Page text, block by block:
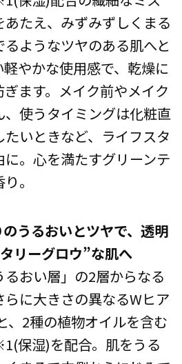
あたえ、みずみずしくまる
ようなツヤのある肌へと
やかな使用感で、乾燥に
ます。メイク前やメイク
使うタイミングは化粧直
たいときなど、ライフスタ
。心を満たすグリーンテ
。
うるおいとツヤで、透明
リーグロウ”な肌へ
るおい層」の2層からなる
に大きさの異なるWヒア
2種の植物オイルを含む
保湿)を配合。肌をうる